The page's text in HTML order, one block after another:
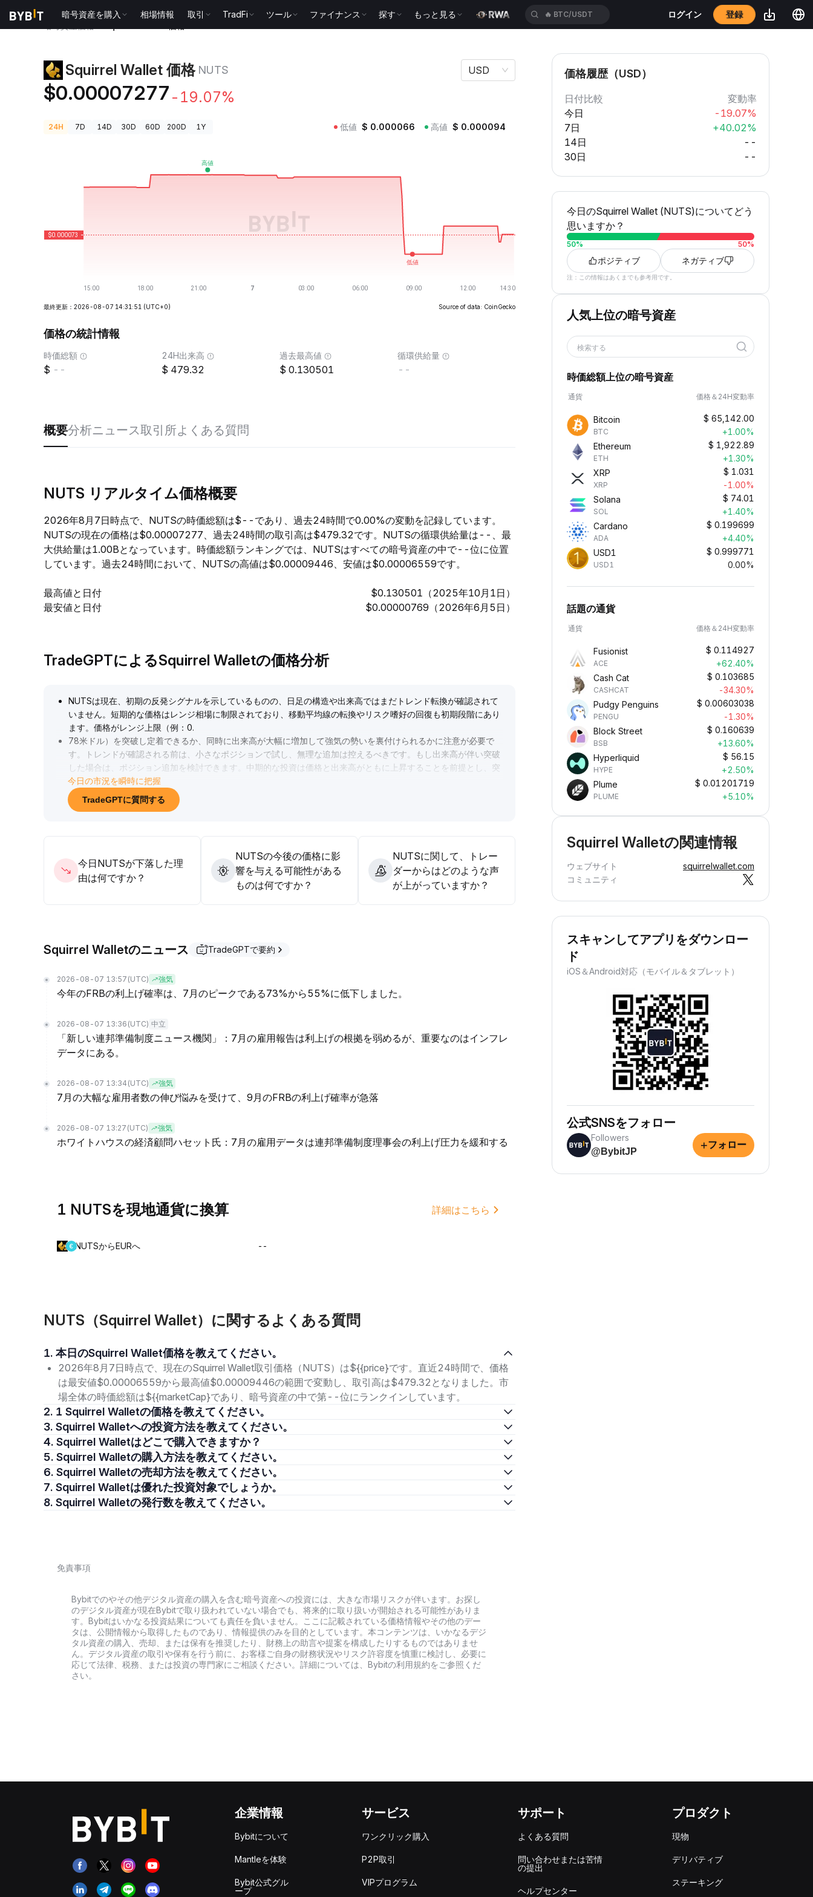
暗号資産を購入 相場情報 取引 TradFi ツール ファイナンス 探す もっと見る 🔥 BTC/USDT ログイン 登録
Squirrel Wallet 価格 NUTS
$0.00007277 -19.07%
USD
24H 7D 14D 30D 60D 200D 1Y 低値 $ 0.000066 高値 $ 0.000094
最終更新：2026-08-07 14:31:51 (UTC+0) Source of data: CoinGecko
価格の統計情報
時価総額
--
24H出来高
479.32
過去最高値
0.130501
循環供給量
--
概要分析ニュース取引所よくある質問
NUTS リアルタイム価格概要
2026年8月7日時点で、NUTSの時価総額は$--であり、過去24時間で0.00%の変動を記録しています。
NUTSの現在の価格は$0.00007277、過去24時間の取引高は$479.32です。NUTSの循環供給量は--、最
大供給量は1.00Bとなっています。時価総額ランキングでは、NUTSはすべての暗号資産の中で--位に位置
しています。過去24時間において、NUTSの高値は$0.00009446、安値は$0.00006559です。
最高値と日付
$0.130501（2025年10月1日）
最安値と日付
$0.00000769（2026年6月5日）
TradeGPTによるSquirrel Walletの価格分析
NUTSは現在、初期の反発シグナルを示しているものの、日足の構造や出来高ではまだトレンド転換が確認されて
いません。短期的な価格はレンジ相場に制限されており、移動平均線の転換やリスク嗜好の回復も初期段階にあり
ます。価格がレンジ上限（例：0.
78米ドル）を突破し定着できるか、同時に出来高が大幅に増加して強気の勢いを裏付けられるかに注意が必要で
す。トレンドが確認される前は、小さなポジションで試し、無理な追加は控えるべきです。もし出来高が伴い突破
した場合は、ポジション追加を検討できます。中期的な投資は価格と出来高がともに上昇することを前提とし、突
破前は高値売り・安値買いのレンジ取引を軸としてください。
今日の市況を瞬時に把握
TradeGPTに質問する
今日NUTSが下落した理
由は何ですか？
NUTSの今後の価格に影
響を与える可能性がある
ものは何ですか？
NUTSに関して、トレー
ダーからはどのような声
が上がっていますか？
Squirrel Walletのニュース TradeGPTで要約
2026-08-07 13:57 (UTC) 強気
今年のFRBの利上げ確率は、7月のピークである73%から55%に低下しました。
2026-08-07 13:36 (UTC) 中立
「新しい連邦準備制度ニュース機関」：7月の雇用報告は利上げの根拠を弱めるが、重要なのはインフレ
データにある。
2026-08-07 13:34 (UTC) 強気
7月の大幅な雇用者数の伸び悩みを受けて、9月のFRBの利上げ確率が急落
2026-08-07 13:27 (UTC) 強気
ホワイトハウスの経済顧問ハセット氏：7月の雇用データは連邦準備制度理事会の利上げ圧力を緩和する
1 NUTSを現地通貨に換算 詳細はこちら
NUTSからEURへ --
NUTS（Squirrel Wallet）に関するよくある質問
1. 本日のSquirrel Wallet価格を教えてください。
2026年8月7日時点で、現在のSquirrel Wallet取引価格（NUTS）は${{price}です。直近24時間で、価格
は最安値$0.00006559から最高値$0.00009446の範囲で変動し、取引高は$479.32となりました。市
場全体の時価総額は${{marketCap}であり、暗号資産の中で第--位にランクインしています。
2. 1 Squirrel Walletの価格を教えてください。
3. Squirrel Walletへの投資方法を教えてください。
4. Squirrel Walletはどこで購入できますか？
5. Squirrel Walletの購入方法を教えてください。
6. Squirrel Walletの売却方法を教えてください。
7. Squirrel Walletは優れた投資対象でしょうか。
8. Squirrel Walletの発行数を教えてください。
免責事項
Bybitでのやその他デジタル資産の購入を含む暗号資産への投資には、大きな市場リスクが伴います。お探し
のデジタル資産が現在Bybitで取り扱われていない場合でも、将来的に取り扱いが開始される可能性がありま
す。Bybitはいかなる投資結果についても責任を負いません。ここに記載されている価格情報やその他のデー
タは、公開情報から取得したものであり、情報提供のみを目的としています。本コンテンツは、いかなるデジ
タル資産の購入、売却、または保有を推奨したり、財務上の助言や提案を構成したりするものではありませ
ん。デジタル資産の取引や保有を行う前に、お客様ご自身の財務状況やリスク許容度を慎重に検討し、必要に
応じて法律、税務、または投資の専門家にご相談ください。詳細については、Bybitの利用規約をご参照くだ
さい。
価格履歴（USD）
日付比較
変動率
今日
-19.07%
7日
+40.02%
14日
--
30日
--
今日のSquirrel Wallet (NUTS)についてどう
思いますか？
50% 50%
ポジティブ ネガティブ
注：この情報はあくまでも参考用です。
人気上位の暗号資産
検索する
時価総額上位の暗号資産
通貨 価格＆24H変動率
Bitcoin
BTC
$ 65,142.00
+1.00%
Ethereum
ETH
$ 1,922.89
+1.30%
XRP
XRP
$ 1.031
-1.00%
Solana
SOL
$ 74.01
+1.40%
Cardano
ADA
$ 0.199699
+4.40%
USD1
USD1
$ 0.999771
0.00%
話題の通貨
通貨 価格＆24H変動率
Fusionist
ACE
$ 0.114927
+62.40%
Cash Cat
CASHCAT
$ 0.103685
-34.30%
Pudgy Penguins
PENGU
$ 0.00603038
-1.30%
Block Street
BSB
$ 0.160639
+13.60%
Hyperliquid
HYPE
$ 56.15
+2.50%
Plume
PLUME
$ 0.01201719
+5.10%
Squirrel Walletの関連情報
ウェブサイト
squirrelwallet.com
コミュニティ
スキャンしてアプリをダウンロー
ド
iOS＆Android対応（モバイル＆タブレット）
公式SNSをフォロー
Followers
@BybitJP
+フォロー
企業情報
Bybitについて
Mantleを体験
Bybit公式グル
ープ
サービス
ワンクリック購入
P2P取引
VIPプログラム
サポート
よくある質問
問い合わせまたは苦情
の提出
ヘルプセンター
プロダクト
現物
デリバティブ
ステーキング